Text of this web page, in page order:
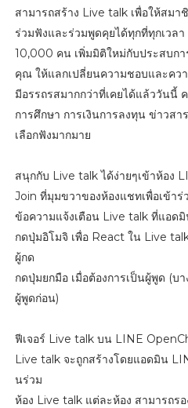
สามารถสร้าง Live talk เพื่อให้สมา
ร่วมฟังและร่วมพูดคุยได้ทุกที่ทุกเวล
10,000 คน เพิ่มมิติใหม่กับประสบก
คุณ ให้แลกเปลี่ยนความชอบและคว
มีอรรถรสมากกว่าที่เคยได้แล้ววันนี้
การศึกษา การเงินการลงทุน ข่าวสา
เลือกฟังมากมาย
สนุกกับ Live talk ได้ง่ายๆเข้าห้อง
Join ที่มุมขวาของห้องแชทเพื่อเข้า
ข้อความแจ้งเตือน Live talk ที่แอด
กดปุ่มอิโมจิ เพื่อ React ใน Live
ผู้กด
กดปุ่มยกมือ เมื่อต้องการเป็นผู้พูด (บ
ผู้พูดก่อน)
ฟีเจอร์ Live talk บน LINE
Live talk จะถูกสร้างโดยแอดมิน
นร่วม
ห้อง Live talk แต่ละห้อง สามารถร